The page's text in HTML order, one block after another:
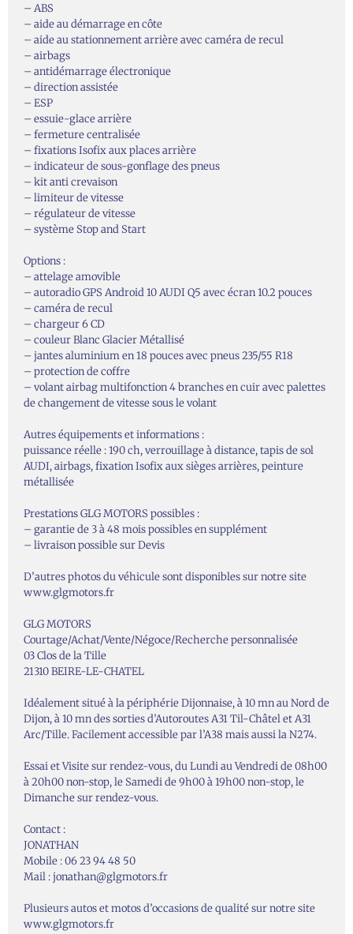
– ABS
– aide au démarrage en côte
– aide au stationnement arrière avec caméra de recul
– airbags
– antidémarrage électronique
– direction assistée
– ESP
– essuie-glace arrière
– fermeture centralisée
– fixations Isofix aux places arrière
– indicateur de sous-gonflage des pneus
– kit anti crevaison
– limiteur de vitesse
– régulateur de vitesse
– système Stop and Start
Options :
– attelage amovible
– autoradio GPS Android 10 AUDI Q5 avec écran 10.2 pouces
– caméra de recul
– chargeur 6 CD
– couleur Blanc Glacier Métallisé
– jantes aluminium en 18 pouces avec pneus 235/55 R18
– protection de coffre
– volant airbag multifonction 4 branches en cuir avec palettes
de changement de vitesse sous le volant
Autres équipements et informations :
puissance réelle : 190 ch, verrouillage à distance, tapis de sol
AUDI, airbags, fixation Isofix aux sièges arrières, peinture
métallisée
Prestations GLG MOTORS possibles :
– garantie de 3 à 48 mois possibles en supplément
– livraison possible sur Devis
D’autres photos du véhicule sont disponibles sur notre site
www.glgmotors.fr
GLG MOTORS
Courtage/Achat/Vente/Négoce/Recherche personnalisée
03 Clos de la Tille
21310 BEIRE-LE-CHATEL
Idéalement situé à la périphérie Dijonnaise, à 10 mn au Nord de
Dijon, à 10 mn des sorties d’Autoroutes A31 Til-Châtel et A31
Arc/Tille. Facilement accessible par l’A38 mais aussi la N274.
Essai et Visite sur rendez-vous, du Lundi au Vendredi de 08h00
à 20h00 non-stop, le Samedi de 9h00 à 19h00 non-stop, le
Dimanche sur rendez-vous.
Contact :
JONATHAN
Mobile : 06 23 94 48 50
Mail : jonathan@glgmotors.fr
Plusieurs autos et motos d’occasions de qualité sur notre site
www.glgmotors.fr